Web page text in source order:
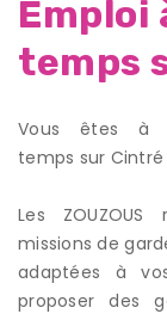
Emploi
temps
Vous êtes à
temps sur Cintré
Les
missions de
adaptées à
proposer des